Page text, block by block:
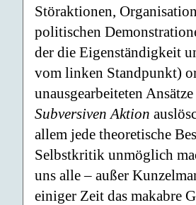
Störaktionen,
politischen
der die Eigenständigkeit
vom linken Standpunkt)
unausgearbeiteten
Subversiven Aktion
allem jede theoretische
Selbstkritik unmöglich
uns alle – außer
einiger Zeit das makabre